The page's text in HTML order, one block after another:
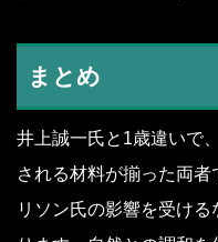
まとめ
井上誠一氏と1歳違いで
される材料が揃った両
リソン氏の影響を受け